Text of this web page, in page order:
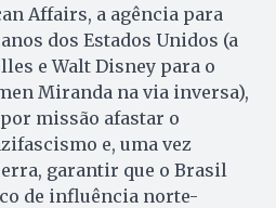
Affairs, a agência para
dos Estados Unidos (a
e Walt Disney para o
Miranda na via inversa),
missão afastar o
e, uma vez
garantir que o Brasil
de influência norte-